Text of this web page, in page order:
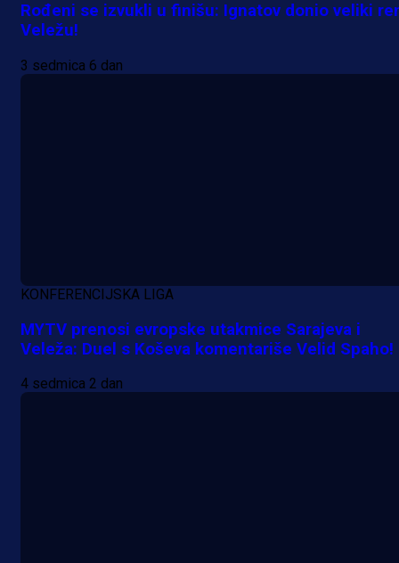
Rođeni se izvukli u finišu: Ignatov donio veliki
Veležu!
3 sedmica 6 dan
KONFERENCIJSKA LIGA
MYTV prenosi evropske utakmice Sarajeva i
Veleža: Duel s Koševa komentariše Velid Spaho!
4 sedmica 2 dan